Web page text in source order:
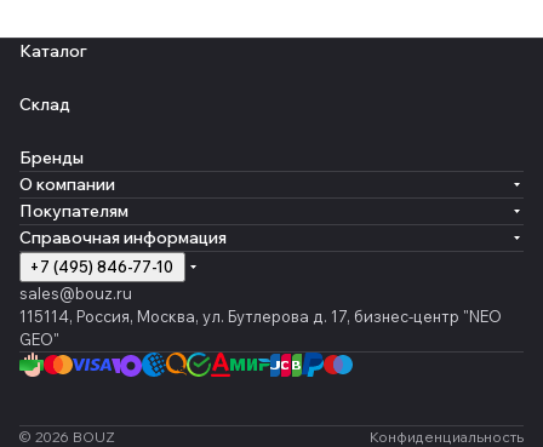
Каталог
Склад
Бренды
О компании
Покупателям
Справочная информация
+7 (495) 846-77-10
sales@bouz.ru
115114, Россия, Москва, ул. Бутлерова д. 17, бизнес-центр "NEO
GEO"
© 2026 BOUZ Конфиденциальность